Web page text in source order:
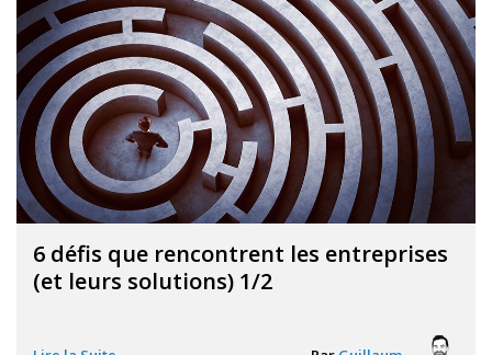
6 défis que rencontrent les entreprises
(et leurs solutions) 1/2